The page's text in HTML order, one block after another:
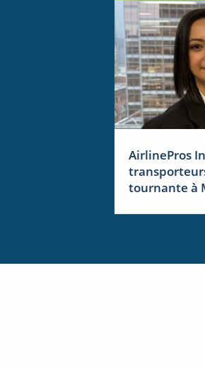
AirlinePros
tournante à